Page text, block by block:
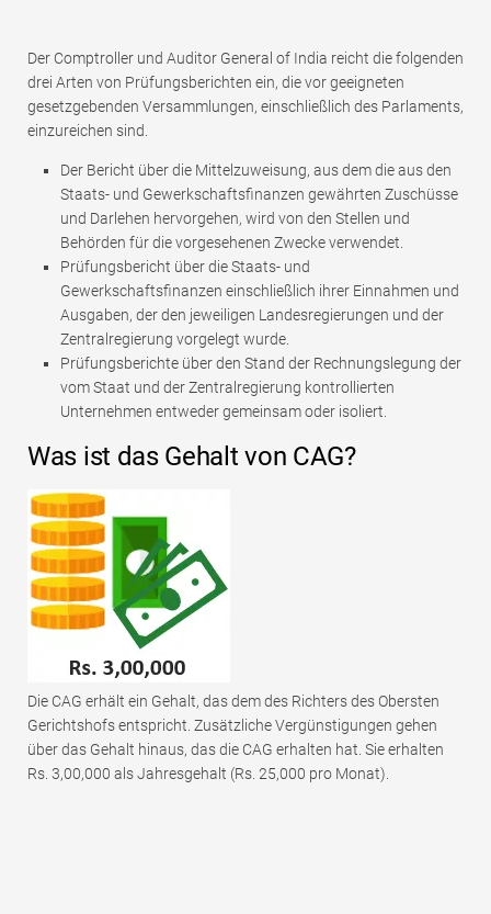
Der Comptroller und Auditor General of India reicht die folgenden
drei Arten von Prüfungsberichten ein, die vor geeigneten
gesetzgebenden Versammlungen, einschließlich des Parlaments,
einzureichen sind.
Der Bericht über die Mittelzuweisung, aus dem die aus den
Staats- und Gewerkschaftsfinanzen gewährten Zuschüsse
und Darlehen hervorgehen, wird von den Stellen und
Behörden für die vorgesehenen Zwecke verwendet.
Prüfungsbericht über die Staats- und
Gewerkschaftsfinanzen einschließlich ihrer Einnahmen und
Ausgaben, der den jeweiligen Landesregierungen und der
Zentralregierung vorgelegt wurde.
Prüfungsberichte über den Stand der Rechnungslegung der
vom Staat und der Zentralregierung kontrollierten
Unternehmen entweder gemeinsam oder isoliert.
Was ist das Gehalt von CAG?
Die CAG erhält ein Gehalt, das dem des Richters des Obersten
Gerichtshofs entspricht. Zusätzliche Vergünstigungen gehen
über das Gehalt hinaus, das die CAG erhalten hat. Sie erhalten
Rs. 3,00,000 als Jahresgehalt (Rs. 25,000 pro Monat).